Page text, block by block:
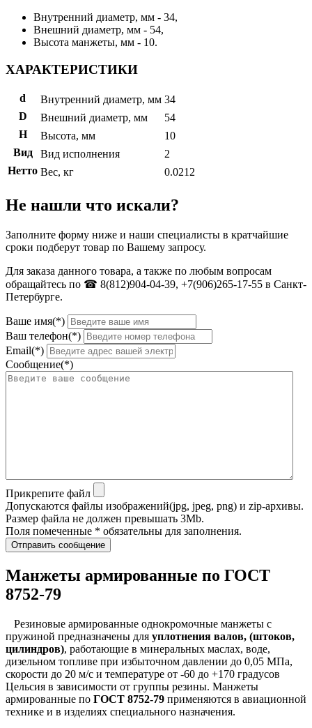
Внутренний диаметр, мм - 34,
Внешний диаметр, мм - 54,
Высота манжеты, мм - 10.
ХАРАКТЕРИСТИКИ
d Внутренний диаметр, мм 34
D
Внешний диаметр, мм
54
H
Высота, мм
10
Вид
Вид исполнения
2
Нетто Вес, кг 0.0212
Не нашли что искали?
Заполните форму ниже и наши специалисты в кратчайшие
сроки подберут товар по Вашему запросу.
Для заказа данного товара, а также по любым вопросам
обращайтесь по ☎ 8(812)904-04-39, +7(906)265-17-55 в Санкт-
Петербурге.
Ваше имя(*)
Ваш телефон(*)
Email(*)
Сообщение(*)
Прикрепите файл
Допускаются файлы изображений(jpg, jpeg, png) и zip-архивы.
Размер файла не должен превышать 3Mb.
Поля помеченные * обязательны для заполнения.
Отправить сообщение
Манжеты армированные по ГОСТ
8752-79
Резиновые армированные однокромочные манжеты с
пружиной предназначены для уплотнения валов, (штоков,
цилиндров), работающие в минеральных маслах, воде,
дизельном топливе при избыточном давлении до 0,05 МПа,
скорости до 20 м/с и температуре от -60 до +170 градусов
Цельсия в зависимости от группы резины. Манжеты
армированные по ГОСТ 8752-79 применяются в авиационной
технике и в изделиях специального назначения.